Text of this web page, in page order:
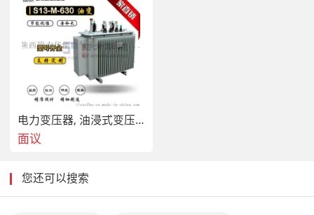
电力变压器, 油浸式变压器, 预装式变电站，油变
面议
您还可以搜索